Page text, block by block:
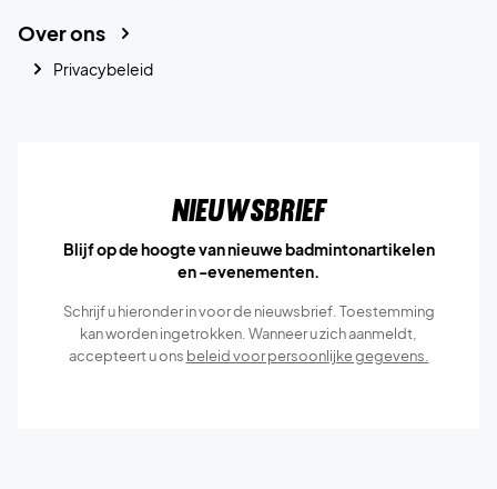
Over ons
Privacybeleid
Nieuwsbrief
Blijf op de hoogte van nieuwe badmintonartikelen
en -evenementen.
Schrijf u hieronder in voor de nieuwsbrief. Toestemming
kan worden ingetrokken. Wanneer u zich aanmeldt,
accepteert u ons beleid voor persoonlijke gegevens.